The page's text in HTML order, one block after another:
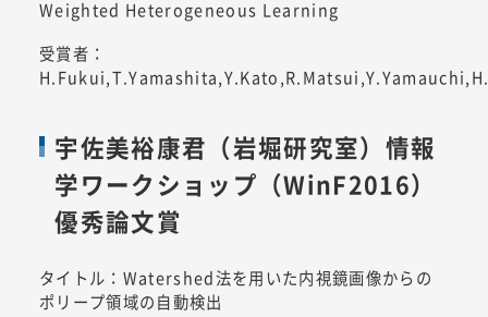
Weighted Heterogeneous Learning
受賞者：
宇佐美裕康君（岩堀研究室）情報
学ワークショップ（WinF2016）
優秀論文賞
タイトル：Watershed法を用いた内視鏡画像からの
ポリープ領域の自動検出